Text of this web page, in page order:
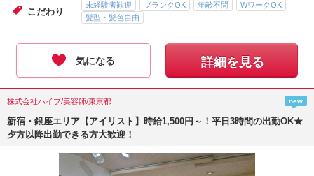
こだわり
未経験者歓迎 ブランクOK 年齢不問
WワークOK
髪型・髪色自由
気になる 詳細を見る
株式会社ハイブ/美容師/東京都 new
新宿・銀座エリア【アイリスト】時給1,500円～！平日3時間の出勤OK★
夕方以降出勤できる方大歓迎！